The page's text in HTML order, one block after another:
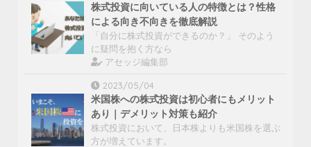
株式投資に向いている人の特徴とは？性格
による向き不向きを徹底解説
「自分に株式投資ができるのか？」 そのよう
に疑問を抱く方なら
アセッジ編集部
2023/05/04
米国株への株式投資は初心者にもメリット
あり｜デメリット対策も紹介
株式投資において、日本株よりも米国株を選ぶ
方が増えています。